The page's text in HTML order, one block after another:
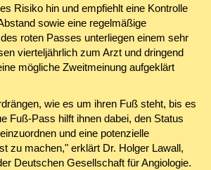
Risiko hin und empfiehlt eine Kontrolle
sowie eine regelmäßige
roten Passes unterliegen einem sehr
vierteljährlich zum Arzt und dringend
mögliche Zweitmeinung aufgeklärt
wie es um ihren Fuß steht, bis es
Fuß-Pass hilft ihnen dabei, den Status
und eine potenzielle
zu machen," erklärt Dr. Holger Lawall,
Deutschen Gesellschaft für Angiologie.